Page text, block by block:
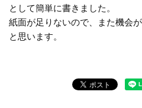
として簡単に書きました。
紙面が足りないので、また機会
と思います。